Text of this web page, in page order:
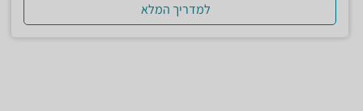
למדריך המלא